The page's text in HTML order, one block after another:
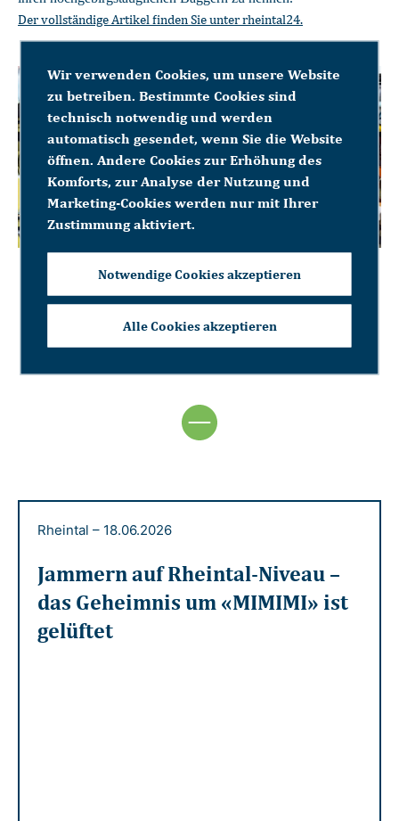
Der vollständige Artikel finden Sie unter rheintal24.
Prof. Dr. Eugen Voit von Leica Geosystems AG war
Forschungs- und Innovationszentrum Rheintal. Bild:
Thomas Hary
Rheintal – 18.06.2026
Jammern auf Rheintal-Niveau –
das Geheimnis um «MIMIMI» ist
gelüftet
Wir verwenden Cookies, um unsere Website
zu betreiben. Bestimmte Cookies sind
technisch notwendig und werden
automatisch gesendet, wenn Sie die Website
öffnen. Andere Cookies zur Erhöhung des
Komforts, zur Analyse der Nutzung und
Marketing-Cookies werden nur mit Ihrer
Zustimmung aktiviert.
Notwendige Cookies akzeptieren
Alle Cookies akzeptieren